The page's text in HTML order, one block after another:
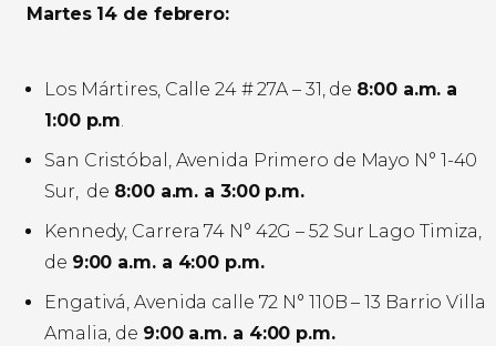
Martes 14 de febrero:
Los Mártires, Calle 24 # 27A – 31, de 8:00 a.m. a
1:00 p.m.
San Cristóbal, Avenida Primero de Mayo N° 1-40
Sur, de 8:00 a.m. a 3:00 p.m.
Kennedy, Carrera 74 N° 42G – 52 Sur Lago Timiza,
de 9:00 a.m. a 4:00 p.m.
Engativá, Avenida calle 72 N° 110B – 13 Barrio Villa
Amalia, de 9:00 a.m. a 4:00 p.m.